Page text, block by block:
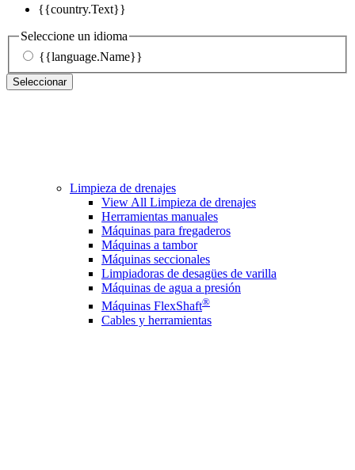
{{country.Text}}
Seleccione un idioma
{{language.Name}}
Seleccionar
Limpieza de drenajes
View All Limpieza de drenajes
Herramientas manuales
Máquinas para fregaderos
Máquinas a tambor
Máquinas seccionales
Limpiadoras de desagües de varilla
Máquinas de agua a presión
Máquinas FlexShaft®
Cables y herramientas